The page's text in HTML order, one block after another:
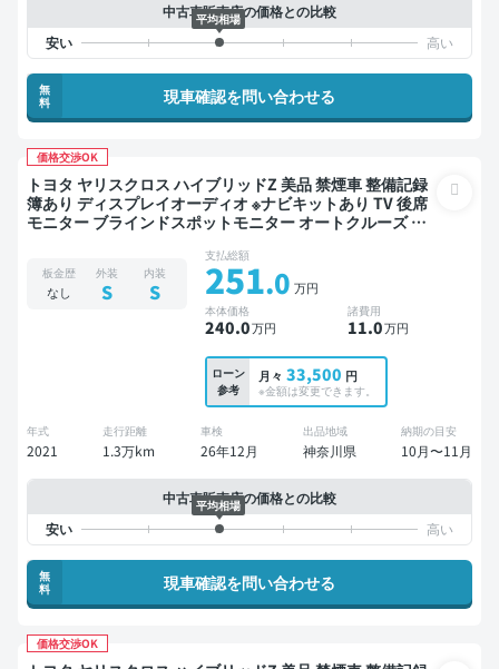
中古車販売店の価格との比較
平均相場
無
料
現車確認を問い合わせる
価格交渉OK
トヨタ ヤリスクロス ハイブリッドZ 美品 禁煙車 整備記録
簿あり ディスプレイオーディオ ※ナビキットあり TV 後席
モニター ブラインドスポットモニター オートクルーズ ス
板金歴
なし
外装
S
内装
S
支払総額
251.0 万円
本体価格
240.0万円
諸費用
11.0万円
ローン
参考
月々 33,500 円
※金額は変更できます。
年式
2021
走行距離
1.3万km
車検
26年12月
出品地域
神奈川県
納期の目安
10月〜11月
中古車販売店の価格との比較
平均相場
無
料
現車確認を問い合わせる
価格交渉OK